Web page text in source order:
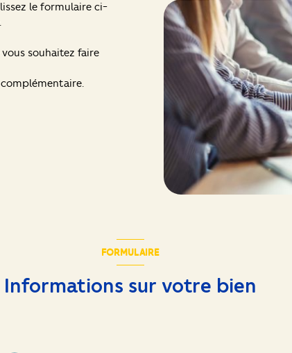
le formulaire ci-
souhaitez faire
FORMULAIRE
Informations sur votre bien